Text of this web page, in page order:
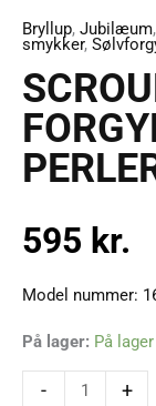
Bryllup, Jubilæum,
smykker,
595 kr.
Model nummer:
På lager: På lager
-
SCROUPLES
I
FORGYLDT
SØLV
MED
-
antal
+